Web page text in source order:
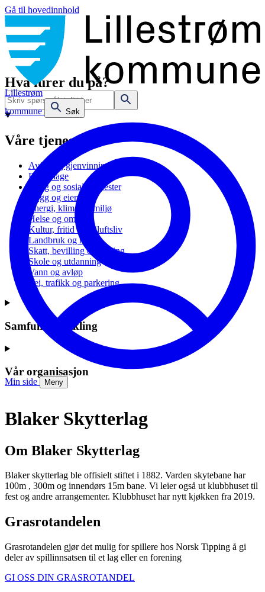
Gå til hovedinnhold
Lillestrøm
kommune
Søk
Min side Meny
Hva lurer du på?
Våre tjenester
Avfall og gjenvinning
Barnehage
Bolig og sosiale tjenester
Bygg og eiendom
Energi, klima og miljø
Helse og omsorg
Kultur, fritid og friluftsliv
Landbruk og natur
Skatt, bevilling og næring
Skole og utdanning
Vann og avløp
Vei, trafikk og parkering
Samfunnsutvikling
Vår organisasjon
Blaker Skytterlag
Om Blaker Skytterlag
Blaker skytterlag ble offisielt stiftet i 1882. Varden skytebane har
100m , 300m og innendørs 15m bane. Vi leier også ut klubbhuset til
fest og andre arrangementer. Klubbhuset har nytt kjøkken fra 2019.
Grasrotandelen
Grasrotandelen gjør det mulig for spillere hos Norsk Tipping å gi
deler av spillinnsatsen til et lag eller en forening
GI OSS DIN GRASROTANDEL